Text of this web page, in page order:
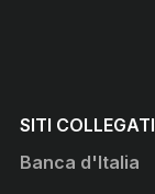
SITI COLLEGATI
Banca d'Italia